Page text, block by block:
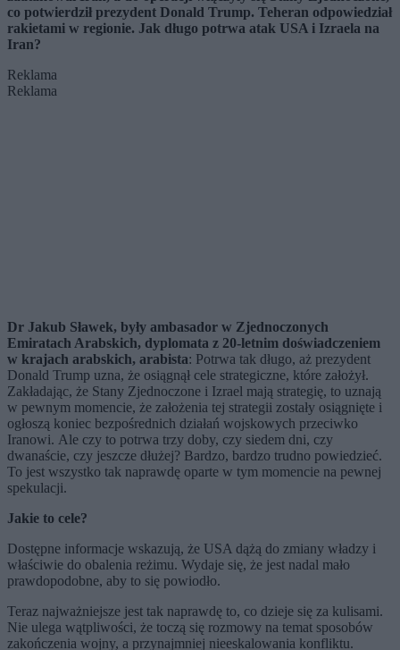
co potwierdził prezydent Donald Trump. Teheran odpowiedział
rakietami w regionie. Jak długo potrwa atak USA i Izraela na
Iran?
Reklama
Reklama
Dr Jakub Sławek, były ambasador w Zjednoczonych
Emiratach Arabskich, dyplomata z 20-letnim doświadczeniem
w krajach arabskich, arabista: Potrwa tak długo, aż prezydent
Donald Trump uzna, że osiągnął cele strategiczne, które założył.
Zakładając, że Stany Zjednoczone i Izrael mają strategię, to uznają
w pewnym momencie, że założenia tej strategii zostały osiągnięte i
ogłoszą koniec bezpośrednich działań wojskowych przeciwko
Iranowi. Ale czy to potrwa trzy doby, czy siedem dni, czy
dwanaście, czy jeszcze dłużej? Bardzo, bardzo trudno powiedzieć.
To jest wszystko tak naprawdę oparte w tym momencie na pewnej
spekulacji.
Jakie to cele?
Dostępne informacje wskazują, że USA dążą do zmiany władzy i
właściwie do obalenia reżimu. Wydaje się, że jest nadal mało
prawdopodobne, aby to się powiodło.
Teraz najważniejsze jest tak naprawdę to, co dzieje się za kulisami.
Nie ulega wątpliwości, że toczą się rozmowy na temat sposobów
zakończenia wojny, a przynajmniej nieeskalowania konfliktu.